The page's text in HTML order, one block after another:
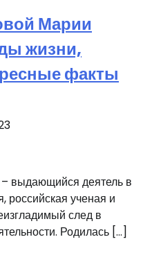
Марии
жизни,
факты
выдающийся деятель в
российская ученая и
след в
Родилась […]